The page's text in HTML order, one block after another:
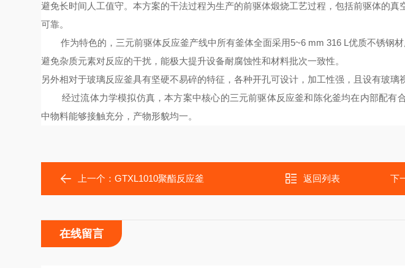
避免长时间人工值守。本方案的干法过程为生产的前驱体煅烧工艺过程，包括前驱体的
可靠。
作为特色的， 三元前驱体反应釜产线中所有釜体全面采用5~6 mm 316 L优质不锈钢
避免杂质元素对反应的干扰，能极大提升设备耐腐蚀性和材料批次一致性。
另外相对于玻璃反应釜具有坚硬不易碎的特征，各种开孔可设计，加工性强，且设有玻璃
经过流体力学模拟仿真，本方案中核心的三元前驱体反应釜和陈化釜均在内部配有
中物料能够接触充分，产物形貌均一。
上一个：GTXL1010聚酯反应釜 返回列表 下
在线留言